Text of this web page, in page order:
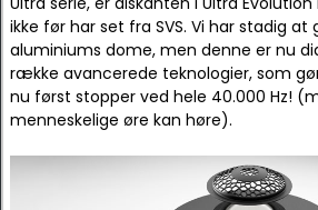
ikke før har set fra SVS. Vi har stadig at
aluminiums dome, men denne er nu
række avancerede teknologier, som
nu først stopper ved hele 40.000 Hz!
menneskelige øre kan høre).